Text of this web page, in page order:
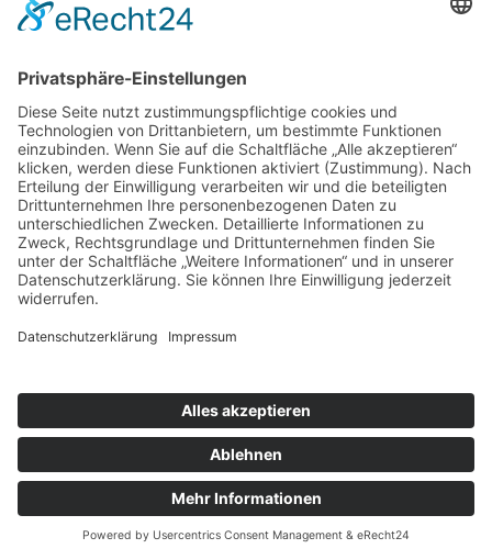
Alles aus einer Hand – von
Beratung bis Montage
Jetzt Anfrage stellen